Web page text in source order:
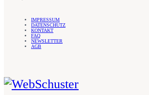
IMPRESSUM
DATENSCHUTZ
KONTAKT
FAQ
NEWSLETTER
AGB